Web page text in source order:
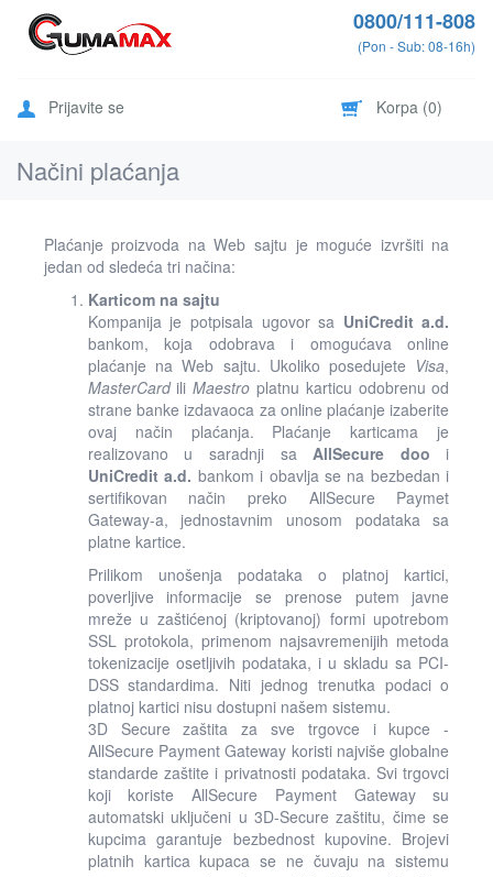
0800/111-808
(Pon - Sub: 08-16h)
Prijavite se Korpa (0)
Načini plaćanja
Plaćanje proizvoda na Web sajtu je moguće izvršiti na
jedan od sledeća tri načina:
Karticom na sajtu
Kompanija je potpisala ugovor sa UniCredit a.d.
bankom, koja odobrava i omogućava online
plaćanje na Web sajtu. Ukoliko posedujete Visa,
MasterCardiliMaestro platnu karticu odobrenu od
strane banke izdavaoca za online plaćanje izaberite
ovaj način plaćanja. Plaćanje karticama je
realizovano u saradnji saAllSecure doo i
UniCredit a.d. bankom i obavlja se na bezbedan i
sertifikovan način preko AllSecure Paymet
Gateway-a, jednostavnim unosom podataka sa
platne kartice.
Prilikom unošenja podataka o platnoj kartici,
poverljive informacije se prenose putem javne
mreže u zaštićenoj (kriptovanoj) formi upotrebom
SSL protokola, primenom najsavremenijih metoda
tokenizacije osetljivih podataka, i u skladu sa PCI-
DSS standardima. Niti jednog trenutka podaci o
platnoj kartici nisu dostupni našem sistemu.
3D Secure zaštita za sve trgovce i kupce -
AllSecure Payment Gateway koristi najviše globalne
standarde zaštite i privatnosti podataka. Svi trgovci
koji koriste AllSecure Payment Gateway su
automatski uključeni u 3D-Secure zaštitu, čime se
kupcima garantuje bezbednost kupovine. Brojevi
platnih kartica kupaca se ne čuvaju na sistemu